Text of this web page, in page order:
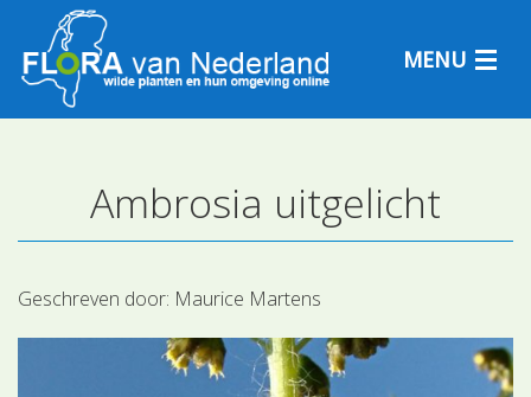
MENU
Plantensoorten
Plantengemeenschappen
Determineren
Ambrosia uitgelicht
Geschreven door: Maurice Martens